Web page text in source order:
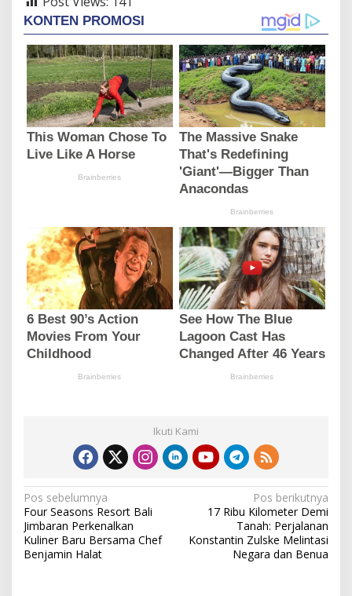
Ikuti Kami
N
a
v
i
Pos sebelumnya
Four Seasons Resort Bali
Jimbaran Perkenalkan
Kuliner Baru Bersama Chef
Benjamin Halat
Pos berikutnya
17 Ribu Kilometer Demi
Tanah: Perjalanan
Konstantin Zulske Melintasi
Negara dan Benua